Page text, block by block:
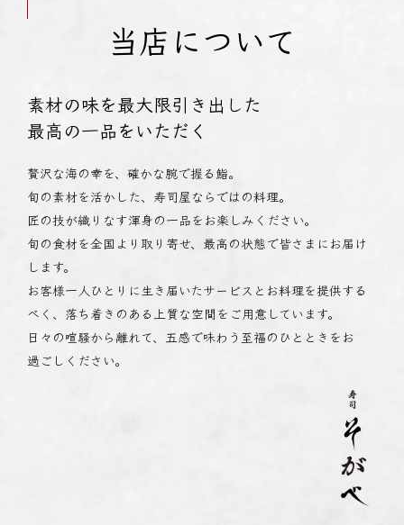
当店について
素材の味を最大限引き出した
最高の一品をいただく
贅沢な海の幸を、確かな腕で握る鮨。
旬の素材を活かした、寿司屋ならではの料理。
匠の技が織りなす渾身の一品をお楽しみください。
旬の食材を全国より取り寄せ、最高の状態で皆さまにお届け
します。
お客様一人ひとりに生き届いたサービスとお料理を提供する
べく、落ち着きのある上質な空間をご用意しています。
日々の喧騒から離れて、五感で味わう至福のひとときをお
過ごしください。